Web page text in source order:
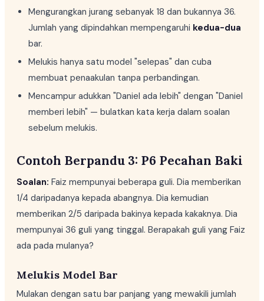
Mengurangkan jurang sebanyak 18 dan bukannya 36.
Jumlah yang dipindahkan mempengaruhi kedua-dua
bar.
Melukis hanya satu model "selepas" dan cuba
membuat penaakulan tanpa perbandingan.
Mencampur adukkan "Daniel ada lebih" dengan "Daniel
memberi lebih" — bulatkan kata kerja dalam soalan
sebelum melukis.
Contoh Berpandu 3: P6 Pecahan Baki
Soalan: Faiz mempunyai beberapa guli. Dia memberikan
1/4 daripadanya kepada abangnya. Dia kemudian
memberikan 2/5 daripada bakinya kepada kakaknya. Dia
mempunyai 36 guli yang tinggal. Berapakah guli yang Faiz
ada pada mulanya?
Melukis Model Bar
Mulakan dengan satu bar panjang yang mewakili jumlah